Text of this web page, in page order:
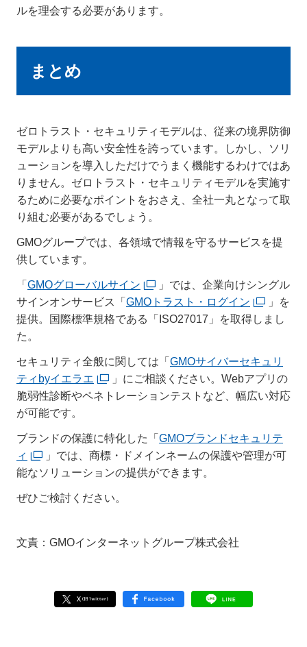
ルを理会する必要があります。
まとめ
ゼロトラスト・セキュリティモデルは、従来の境界防御
モデルよりも高い安全性を誇っています。しかし、ソリ
ューションを導入しただけでうまく機能するわけではあ
りません。ゼロトラスト・セキュリティモデルを実施す
るために必要なポイントをおさえ、全社一丸となって取
り組む必要があるでしょう。
GMOグループでは、各領域で情報を守るサービスを提
供しています。
「 GMOグローバルサイン
」では、企業向けシングル
サインオンサービス「 GMOトラスト・ログイン
」を
提供。国際標準規格である「ISO27017」を取得しまし
た。
セキュリティ全般に関しては「 GMOサイバーセキュリ
ティbyイエラエ
」にご相談ください。Webアプリの
脆弱性診断やペネトレーションテストなど、幅広い対応
が可能です。
ブランドの保護に特化した「 GMOブランドセキュリテ
ィ
」では、商標・ドメインネームの保護や管理が可
能なソリューションの提供ができます。
ぜひご検討ください。
文責：GMOインターネットグループ株式会社